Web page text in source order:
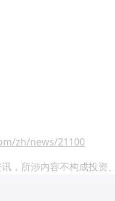
zh/news/21100
，所涉内容不构成投